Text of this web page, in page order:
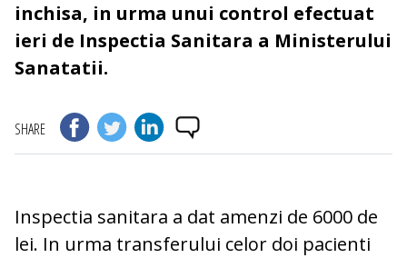
inchisa, in urma unui control efectuat
ieri de Inspectia Sanitara a Ministerului
Sanatatii.
SHARE
Inspectia sanitara a dat amenzi de 6000 de
lei. In urma transferului celor doi pacienti